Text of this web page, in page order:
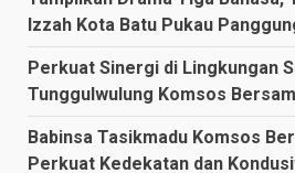
Izzah Kota Batu Pukau
Perkuat Sinergi di Lingkungan
Tunggulwulung Komsos
Babinsa Tasikmadu Komsos
Perkuat Kedekatan dan